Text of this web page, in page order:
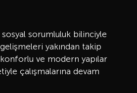
sorumluluk bilinciyle
yakından takip
ve modern yapılar
çalışmalarına devam